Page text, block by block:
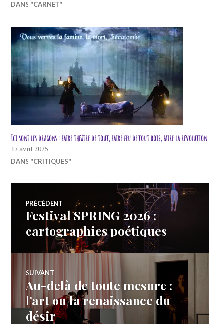
DANS "CARNET"
Ici sont les dragons : faire théâtre de tout, faire feu de tout bois, faire la révolution
17 avril 2025
DANS "CRITIQUES"
Navigation
l’article
PRÉCÉDENT
Article
précédent :
Festival SPRING 2026 :
cartographies poétiques
SUIVANT
Article
Suivant:
Au-delà de toute mesure :
l’art ou la renaissance du
désir